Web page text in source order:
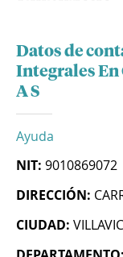
Datos de
Integrales
A S
Ayuda
NIT: 9010869072
DIRECCIÓN:
CIUDAD: